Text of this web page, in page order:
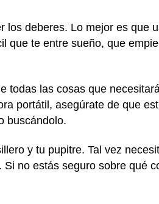
los deberes. Lo mejor es que
que te entre sueño, que
todas las cosas que
portátil, asegúrate de que
buscándolo.
y tu pupitre. Tal vez
no estás seguro sobre qué